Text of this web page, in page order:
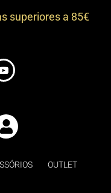
superiores a 85€

OUTLET